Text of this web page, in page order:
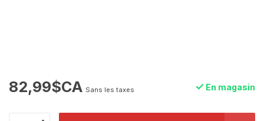
82,99$CA Sans les taxes En magasin